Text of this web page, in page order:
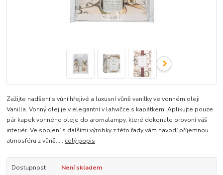
Zažijte nadšení s vůní hřejivé a luxusní vůně vanilky ve vonném oleji
Vanilla. Vonný olej je v elegantní v lahvičce s kapátkem. Aplikujte pouze
pár kapek vonného oleje do aromalampy, které dokonale provoní váš
interiér. Ve spojení s dalšími výrobky z této řady vám navodí příjemnou
atmosféru z vůně. ... celý popis
Dostupnost Není skladem